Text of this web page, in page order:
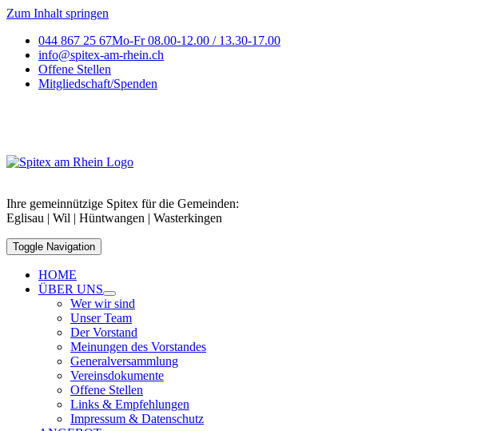
Zum Inhalt springen
044 867 25 67Mo-Fr 08.00-12.00 / 13.30-17.00
info@spitex-am-rhein.ch
Offene Stellen
Mitgliedschaft/Spenden
Ihre gemeinnützige Spitex für die Gemeinden:
Eglisau | Wil | Hüntwangen | Wasterkingen
Toggle Navigation
HOME
ÜBER UNS
Wer wir sind
Unser Team
Der Vorstand
Meinungen des Vorstandes
Generalversammlung
Vereinsdokumente
Offene Stellen
Links & Empfehlungen
Impressum & Datenschutz